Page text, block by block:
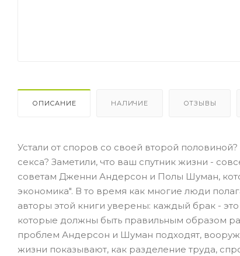
ОПИСАНИЕ НАЛИЧИЕ ОТЗЫВЫ
Устали от споров со своей второй
секса? Заметили, что ваш спутник жизни -
советам Дженни Андерсон и Полы Шуман,
экономика". В то время как многие люди
авторы этой книги уверены: каждый брак -
которые должны быть правильным образом
проблем Андерсон и Шуман подходят,
жизни показывают, как разделение труда,